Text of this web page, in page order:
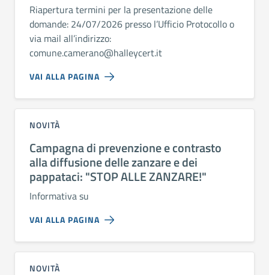
Riapertura termini per la presentazione delle
domande: 24/07/2026 presso l’Ufficio Protocollo o
via mail all’indirizzo:
comune.camerano@halleycert.it
VAI ALLA PAGINA
NOVITÀ
Campagna di prevenzione e contrasto
alla diffusione delle zanzare e dei
pappataci: "STOP ALLE ZANZARE!"
Informativa su
VAI ALLA PAGINA
NOVITÀ